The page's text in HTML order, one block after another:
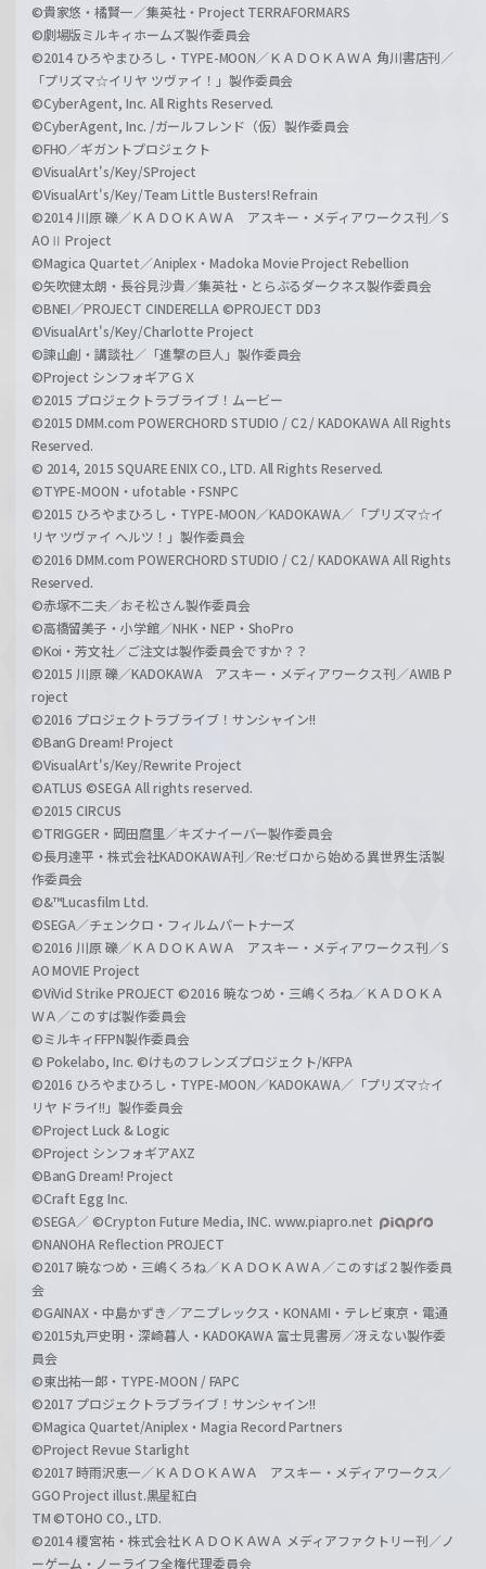
©貴家悠・橘賢一／集英社・Project TERRAFORMARS
©劇場版ミルキィホームズ製作委員会
©2014 ひろやまひろし・TYPE-MOON／ＫＡＤＯＫＡＷＡ 角川書店刊／
「プリズマ☆イリヤ ツヴァイ！」製作委員会
©CyberAgent, Inc. All Rights Reserved.
©CyberAgent, Inc. /ガールフレンド（仮）製作委員会
©FHO／ギガントプロジェクト
©VisualArt's/Key/SProject
©VisualArt's/Key/Team Little Busters! Refrain
©2014 川原 礫／ＫＡＤＯＫＡＷＡ アスキー・メディアワークス刊／S
AOⅡ Project
©Magica Quartet／Aniplex・Madoka Movie Project Rebellion
©矢吹健太朗・長谷見沙貴／集英社・とらぶるダークネス製作委員会
©BNEI／PROJECT CINDERELLA ©PROJECT DD3
©VisualArt's/Key/Charlotte Project
©諫山創・講談社／「進撃の巨人」製作委員会
©Project シンフォギアＧＸ
©2015 プロジェクトラブライブ！ムービー
©2015 DMM.com POWERCHORD STUDIO / C2 / KADOKAWA All Rights
Reserved.
© 2014, 2015 SQUARE ENIX CO., LTD. All Rights Reserved.
©TYPE-MOON・ufotable・FSNPC
©2015 ひろやまひろし・TYPE-MOON／KADOKAWA／「プリズマ☆イ
リヤ ツヴァイ ヘルツ！」製作委員会
©2016 DMM.com POWERCHORD STUDIO / C2 / KADOKAWA All Rights
Reserved.
©赤塚不二夫／おそ松さん製作委員会
©高橋留美子・小学館／NHK・NEP・ShoPro
©Koi・芳文社／ご注文は製作委員会ですか？？
©2015 川原 礫／KADOKAWA アスキー・メディアワークス刊／AWIB P
roject
©2016 プロジェクトラブライブ！サンシャイン!!
©BanG Dream! Project
©VisualArt's/Key/Rewrite Project
©ATLUS ©SEGA All rights reserved.
©2015 CIRCUS
©TRIGGER・岡田麿里／キズナイーバー製作委員会
©長月達平・株式会社KADOKAWA刊／Re:ゼロから始める異世界生活製
作委員会
©&™Lucasfilm Ltd.
©SEGA／チェンクロ・フィルムパートナーズ
©2016 川原 礫／ＫＡＤＯＫＡＷＡ アスキー・メディアワークス刊／S
AO MOVIE Project
©ViVid Strike PROJECT ©2016 暁なつめ・三嶋くろね／ＫＡＤＯＫＡ
ＷＡ／このすば製作委員会
©ミルキィFFPN製作委員会
© Pokelabo, Inc. ©けものフレンズプロジェクト/KFPA
©2016 ひろやまひろし・TYPE-MOON／KADOKAWA／「プリズマ☆イ
リヤ ドライ!!」製作委員会
©Project Luck & Logic
©Project シンフォギアAXZ
©BanG Dream! Project
©Craft Egg Inc.
©SEGA／ ©Crypton Future Media, INC. www.piapro.net
©NANOHA Reflection PROJECT
©2017 暁なつめ・三嶋くろね／ＫＡＤＯＫＡＷＡ／このすば２製作委員
会
©GAINAX・中島かずき／アニプレックス・KONAMI・テレビ東京・電通
©2015丸戸史明・深崎暮人・KADOKAWA 富士見書房／冴えない製作委
員会
©東出祐一郎・TYPE-MOON / FAPC
©2017 プロジェクトラブライブ！サンシャイン!!
©Magica Quartet/Aniplex・Magia Record Partners
©Project Revue Starlight
©2017 時雨沢恵一／ＫＡＤＯＫＡＷＡ アスキー・メディアワークス／
GGO Project illust.黒星紅白
TM ©TOHO CO., LTD.
©2014 榎宮祐・株式会社ＫＡＤＯＫＡＷＡ メディアファクトリー刊／ノ
ーゲーム・ノーライフ全権代理委員会